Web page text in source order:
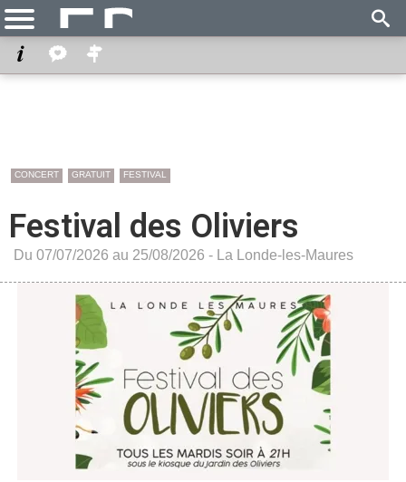
CONCERT GRATUIT FESTIVAL
Festival des Oliviers
Du 07/07/2026 au 25/08/2026 - La Londe-les-Maures